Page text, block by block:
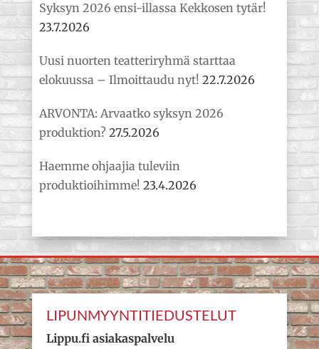
Syksyn 2026 ensi-illassa Kekkosen tytär!
23.7.2026
Uusi nuorten teatteriryhmä starttaa
elokuussa – Ilmoittaudu nyt! 22.7.2026
ARVONTA: Arvaatko syksyn 2026
produktion? 27.5.2026
Haemme ohjaajia tuleviin
produktioihimme! 23.4.2026
LIPUNMYYNTITIEDUSTELUT
Lippu.fi asiakaspalvelu